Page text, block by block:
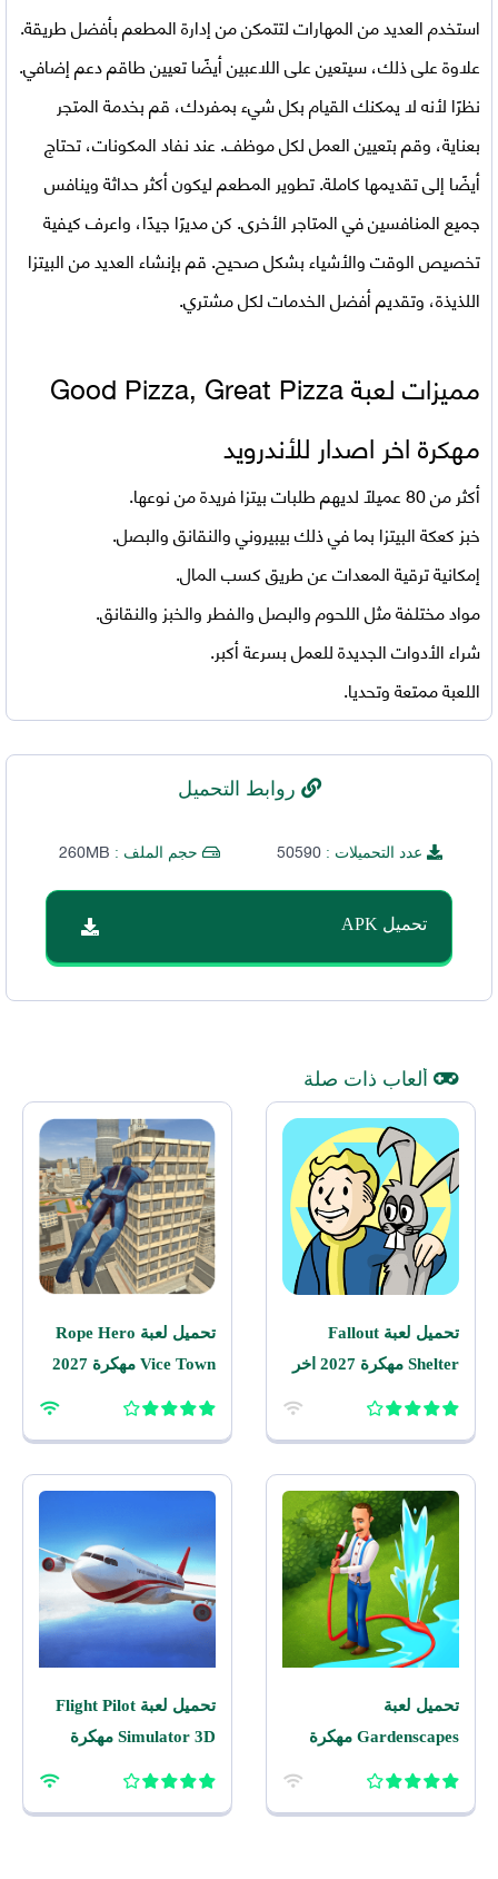
استخدم العديد من المهارات لتتمكن من إدارة المطعم بأفضل طريقة.
علاوة على ذلك، سيتعين على اللاعبين أيضًا تعيين طاقم دعم إضافي.
نظرًا لأنه لا يمكنك القيام بكل شيء بمفردك، قم بخدمة المتجر
بعناية، وقم بتعيين العمل لكل موظف. عند نفاد المكونات، تحتاج
أيضًا إلى تقديمها كاملة. تطوير المطعم ليكون أكثر حداثة وينافس
جميع المنافسين في المتاجر الأخرى. كن مديرًا جيدًا، واعرف كيفية
تخصيص الوقت والأشياء بشكل صحيح. قم بإنشاء العديد من البيتزا
اللذيذة، وتقديم أفضل الخدمات لكل مشتري.
مميزات لعبةGood Pizza, Great Pizza
مهكرة اخر اصدار للأندرويد
أكثر من 80 عميلًا لديهم طلبات بيتزا فريدة من نوعها.
خبز كعكة البيتزا بما في ذلك بيبيروني والنقانق والبصل.
إمكانية ترقية المعدات عن طريق كسب المال.
مواد مختلفة مثل اللحوم والبصل والفطر والخبز والنقانق.
شراء الأدوات الجديدة للعمل بسرعة أكبر.
اللعبة ممتعة وتحديا.
روابط التحميل
عدد التحميلات :50590 حجم الملف : 260MB
تحميل APK
ألعاب ذات صلة
تحميل لعبة Fallout
Shelter مهكرة 2027 اخر
تحميل لعبة Rope Hero
Vice Town مهكرة 2027
تحميل لعبة
Gardenscapes مهكرة
تحميل لعبة Flight Pilot
Simulator 3D مهكرة